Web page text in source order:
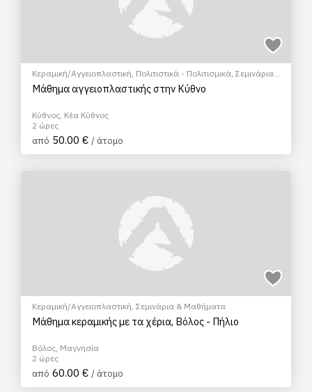
Κεραμική/Αγγειοπλαστική, Πολιτιστικά - Πολιτισμικά, Σεμινάρια
& Μαθήματα
Μάθημα αγγειοπλαστικής στην Κύθνο
Κύθνος, Κέα Κύθνος
2 ώρες
από 50.00 € / άτομο
Κεραμική/Αγγειοπλαστική, Σεμινάρια & Μαθήματα
Μάθημα κεραμικής με τα χέρια, Βόλος - Πήλιο
Βόλος, Μαγνησία
2 ώρες
από 60.00 € / άτομο